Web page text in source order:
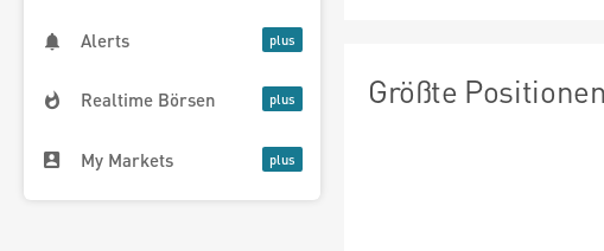
Alerts
Realtime Börsen
My Markets
Größte Positionen